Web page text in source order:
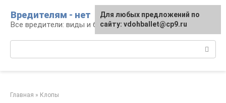
контенту
Вредителям - нет
Все вредители: виды и борьба
Главная » Клопы
Для любых предложений по
сайту: vdohballet@cp9.ru